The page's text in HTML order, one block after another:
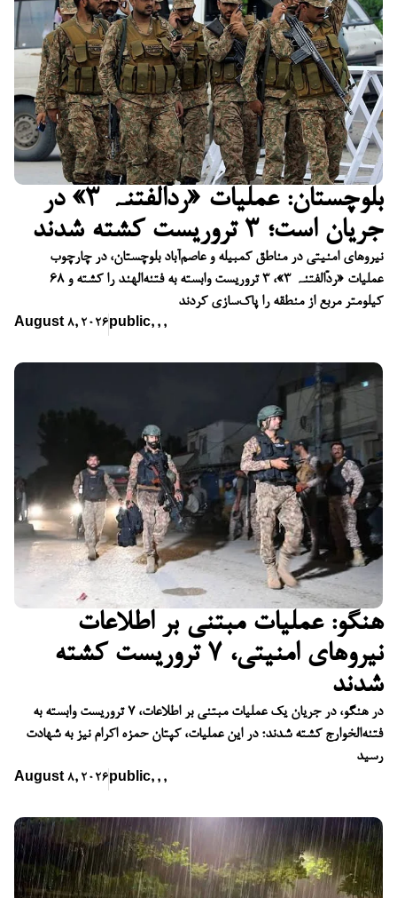
بلوچستان: عملیات «ردّالفتنہ ۳» در
جریان است؛ ۳ تروریست کشته شدند
نیروهای امنیتی در مناطق کمبیله و عاصم‌آباد بلوچستان، در چارچوب
عملیات «ردّالفتنہ ۳»، ۳ تروریست وابسته به فتنه‌الهند را کشته و ۶۸
کیلومتر مربع از منطقه را پاک‌سازی کردند
August 8, 2026 public, , ,
هنگو: عملیات مبتنی بر اطلاعات
نیروهای امنیتی، ۷ تروریست کشته
شدند
در هنگو، در جریان یک عملیات مبتنی بر اطلاعات، ۷ تروریست وابسته به
فتنه‌الخوارج کشته شدند؛ در این عملیات، کپتان حمزه اکرام نیز به شهادت
رسید
August 8, 2026 public, , ,